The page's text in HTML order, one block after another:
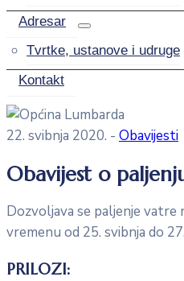
Adresar
Tvrtke, ustanove i udruge
Kontakt
22. svibnja 2020. - Obavijesti
Obavijest o
Dozvoljava se paljenje
vremenu od 25. svibnja do
PRILOZI: